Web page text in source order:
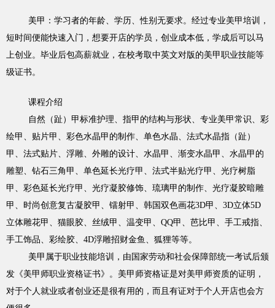
美甲：学习者的年龄、学历、性别无要求。经过专业美甲培训，
短时间便能快速入门，想要开店的学员，创业成本低，学成后可以马
上创业。毕业后包高薪就业，在校考取中英文对版的美甲职业技能等
级证书。
课程介绍
自然（趾）甲标准护理、指甲的结构与形状、专业美甲常识、彩
绘甲、贴片甲、彩色水晶甲的制作、单色水晶、法式水晶指（趾）
甲、法式贴片、浮雕、外雕的设计、水晶甲、渐变水晶甲、水晶甲的
雕塑、钻石三角甲、单色延长光疗甲、法式半贴光疗甲、光疗树脂
甲、彩色延长光疗甲、光疗凝胶修饰、琉璃甲的制作、光疗凝胶暗雕
甲、时尚创意复古凝胶甲、镭射甲、韩国双色画花3D甲、3D立体5D
立体雕花甲、猫眼胶、丝绒甲、温变甲、QQ甲、芭比甲、手工戒指、
手工饰品、彩绘胶、4D浮雕招财金鱼、狐狸等等。
美甲属于职业技能培训，由国家劳动和社会保障部统一考试后颁
发《美甲师职业资格证书》。美甲师资格证是对美甲师资质的证明，
对于个人就业或者创业还是很有用的，而且有证对于个人开店也会方